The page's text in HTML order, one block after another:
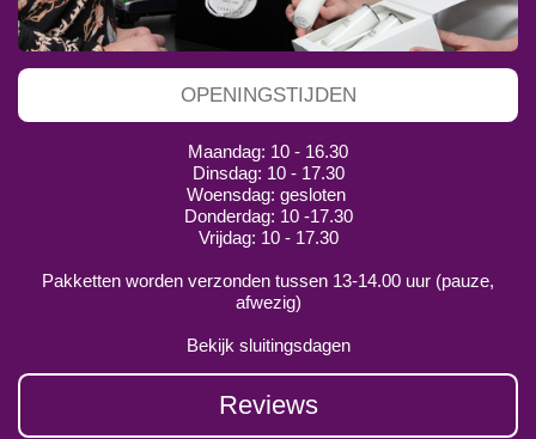
OPENINGSTIJDEN
Maandag: 10 - 16.30
Dinsdag: 10 - 17.30
Woensdag: gesloten
Donderdag: 10 -17.30
Vrijdag: 10 - 17.30
Pakketten worden verzonden tussen 13-14.00 uur (pauze,
afwezig)
Bekijk sluitingsdagen
Reviews